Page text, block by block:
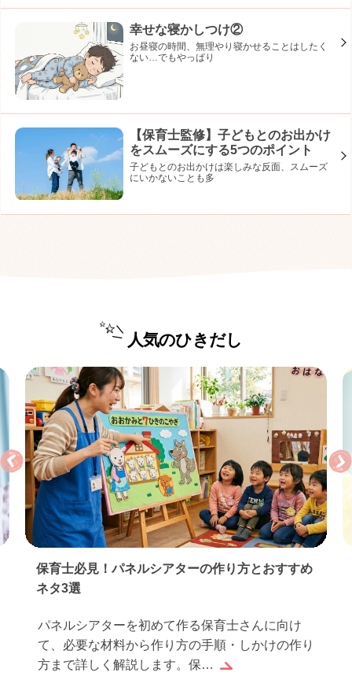
幸せな寝かしつけ②
お昼寝の時間、無理やり寝かせることはしたく
ない…でもやっぱり
【保育士監修】子どもとのお出かけ
をスムーズにする5つのポイント
子どもとのお出かけは楽しみな反面、スムーズ
にいかないことも多
人気のひきだし
保育実習のお礼状の書き方｜基本マナーとすぐ使
える例文…
保育実習が終わったら、お世話になった園や先生
方へお礼状を書くのは感謝の気持ちを伝えるだけ
でなく、実習生としての誠…